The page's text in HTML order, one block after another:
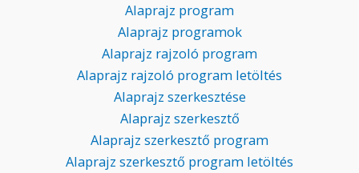
Alaprajz program
Alaprajz programok
Alaprajz rajzoló program
Alaprajz rajzoló program letöltés
Alaprajz szerkesztése
Alaprajz szerkesztő
Alaprajz szerkesztő program
Alaprajz szerkesztő program letöltés